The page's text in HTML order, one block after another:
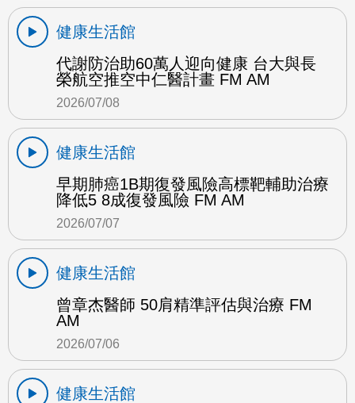
健康生活館
代謝防治助60萬人迎向健康 台大與長
榮航空推空中仁醫計畫 FM AM
2026/07/08
健康生活館
早期肺癌1B期復發風險高標靶輔助治療
降低5 8成復發風險 FM AM
2026/07/07
健康生活館
曾章杰醫師 50肩精準評估與治療 FM
AM
2026/07/06
健康生活館